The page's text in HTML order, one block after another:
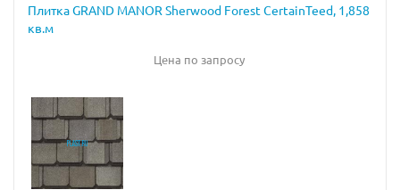
Плитка GRAND MANOR Sherwood Forest CertainTeed, 1,858
кв.м
Цена по запросу